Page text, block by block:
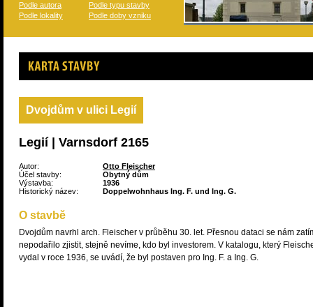
Podle autora
Podle typu stavby
Podle lokality
Podle doby vzniku
Karta stavby
Dvojdům v ulici Legií
Legií | Varnsdorf 2165
Autor:
Otto Fleischer
Účel stavby:
Obytný dům
Výstavba:
1936
Historický název:
Doppelwohnhaus Ing. F. und Ing. G.
O stavbě
Dvojdům navrhl arch. Fleischer v průběhu 30. let. Přesnou dataci se nám
nepodařilo zjistit, stejně nevíme, kdo byl investorem. V katalogu, který
vydal v roce 1936, se uvádí, že byl postaven pro Ing. F. a Ing. G.